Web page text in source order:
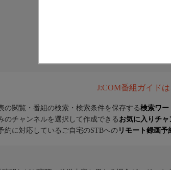
J:COM番組ガイド
の閲覧・番組の検索・検索条件を保存する検索ワー
のチャンネルを選択して作成できる お気に入りチャ
約に対応しているご自宅のSTBへの リモート録画予